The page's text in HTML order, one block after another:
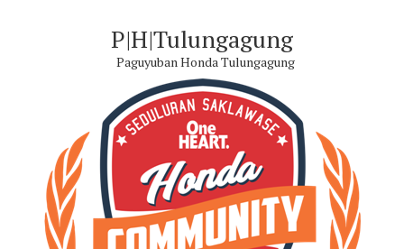
P|H|Tulungagung
Paguyuban Honda Tulungagung